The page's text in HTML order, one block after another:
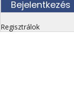
Regisztrálok